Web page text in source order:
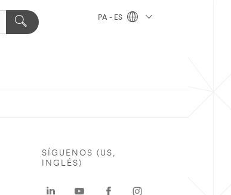
PA - ES
SÍGUENOS (US,
INGLÉS)